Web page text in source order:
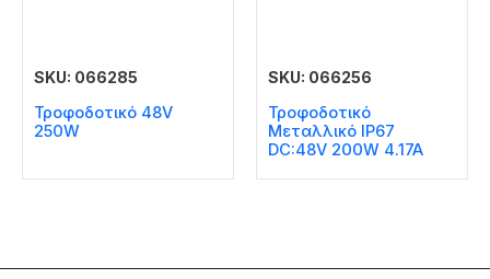
SKU: 066285
Τροφοδοτικό 48V
250W
SKU: 066256
Τροφοδοτικό
Μεταλλικό IP67
DC:48V 200W 4.17A